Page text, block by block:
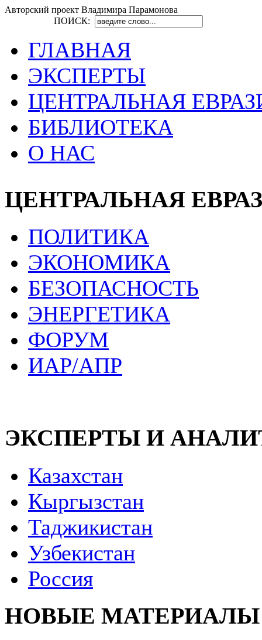
Авторский проект Владимира Парамонова
ПОИСК:
ГЛАВНАЯ
ЭКСПЕРТЫ
ЦЕНТРАЛЬНАЯ
БИБЛИОТЕКА
О НАС
ЦЕНТРАЛЬНАЯ
ПОЛИТИКА
ЭКОНОМИКА
БЕЗОПАСНОСТЬ
ЭНЕРГЕТИКА
ФОРУМ
ИАР/АПР
ЭКСПЕРТЫ И
Казахстан
Кыргызстан
Таджикистан
Узбекистан
Россия
НОВЫЕ МАТЕРИАЛЫ